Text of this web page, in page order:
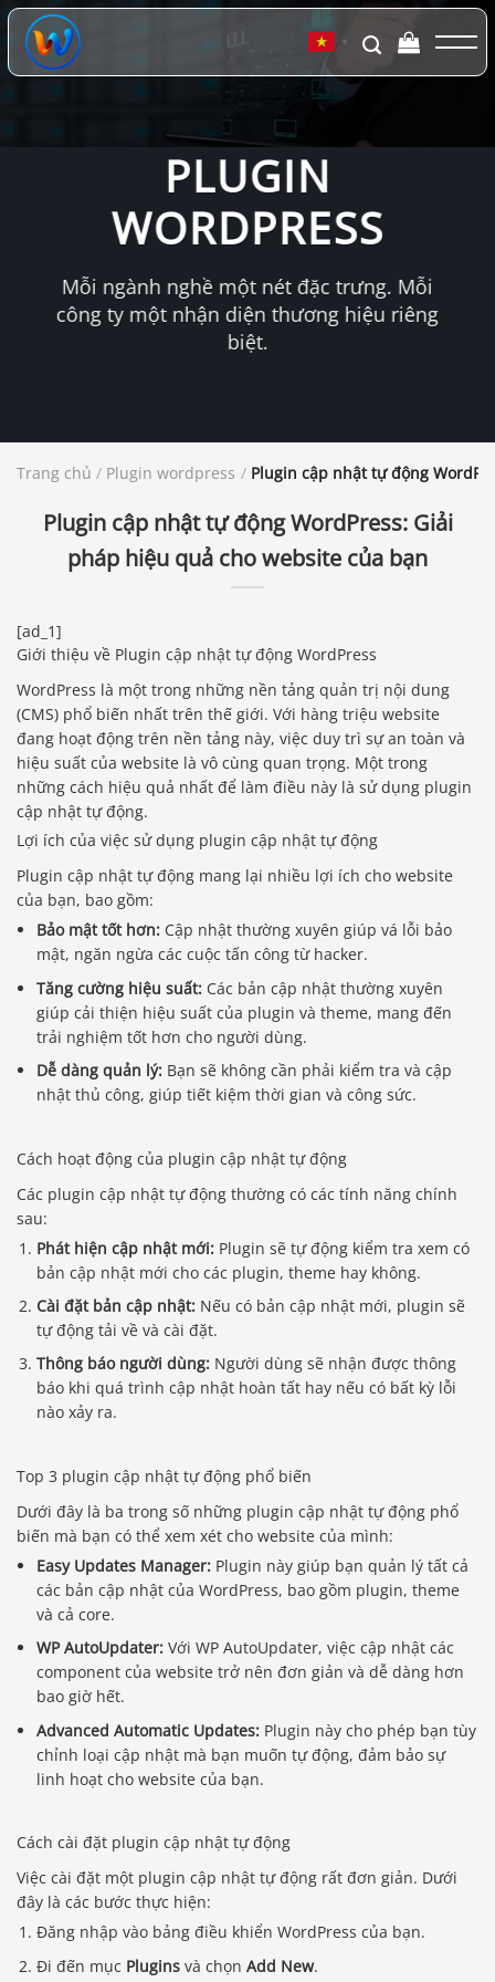
Chuyển
đến
dung
▼
PLUGIN
WORDPRESS
Mỗi ngành nghề một nét đặc trưng. Mỗi
công ty một nhận diện thương hiệu riêng
biệt.
Trang chủ / Plugin wordpress / Plugin cập nhật tự động
Plugin cập nhật tự động WordPress: Giải
pháp hiệu quả cho website của bạn
[ad_1]
Giới thiệu về Plugin cập nhật tự động WordPress
WordPress là một trong những nền tảng quản trị nội dung
(CMS) phổ biến nhất trên thế giới. Với hàng triệu website
đang hoạt động trên nền tảng này, việc duy trì sự an toàn và
hiệu suất của website là vô cùng quan trọng. Một trong
những cách hiệu quả nhất để làm điều này là sử dụng plugin
cập nhật tự động.
Lợi ích của việc sử dụng plugin cập nhật tự động
Plugin cập nhật tự động mang lại nhiều lợi ích cho website
của bạn, bao gồm:
Bảo mật tốt hơn: Cập nhật thường xuyên giúp vá lỗi bảo
mật, ngăn ngừa các cuộc tấn công từ hacker.
Tăng cường hiệu suất: Các bản cập nhật thường xuyên
giúp cải thiện hiệu suất của plugin và theme, mang đến
trải nghiệm tốt hơn cho người dùng.
Dễ dàng quản lý: Bạn sẽ không cần phải kiểm tra và cập
nhật thủ công, giúp tiết kiệm thời gian và công sức.
Cách hoạt động của plugin cập nhật tự động
Các plugin cập nhật tự động thường có các tính năng chính
sau:
Phát hiện cập nhật mới: Plugin sẽ tự động kiểm tra xem có
bản cập nhật mới cho các plugin, theme hay không.
Cài đặt bản cập nhật: Nếu có bản cập nhật mới, plugin sẽ
tự động tải về và cài đặt.
Thông báo người dùng: Người dùng sẽ nhận được thông
báo khi quá trình cập nhật hoàn tất hay nếu có bất kỳ lỗi
nào xảy ra.
Top 3 plugin cập nhật tự động phổ biến
Dưới đây là ba trong số những plugin cập nhật tự động phổ
biến mà bạn có thể xem xét cho website của mình:
Easy Updates Manager: Plugin này giúp bạn quản lý tất cả
các bản cập nhật của WordPress, bao gồm plugin, theme
và cả core.
WP AutoUpdater: Với WP AutoUpdater, việc cập nhật các
component của website trở nên đơn giản và dễ dàng hơn
bao giờ hết.
Advanced Automatic Updates: Plugin này cho phép bạn tùy
chỉnh loại cập nhật mà bạn muốn tự động, đảm bảo sự
linh hoạt cho website của bạn.
Cách cài đặt plugin cập nhật tự động
Việc cài đặt một plugin cập nhật tự động rất đơn giản. Dưới
đây là các bước thực hiện:
Đăng nhập vào bảng điều khiển WordPress của bạn.
Đi đến mục Plugins và chọnAdd New.